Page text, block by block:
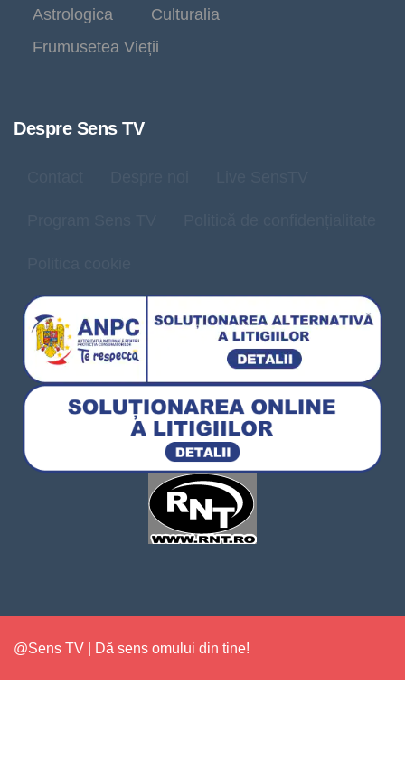
Astrologica
Culturalia
Frumusetea Vieții
Despre Sens TV
@Sens TV | Dă sens omului din tine!